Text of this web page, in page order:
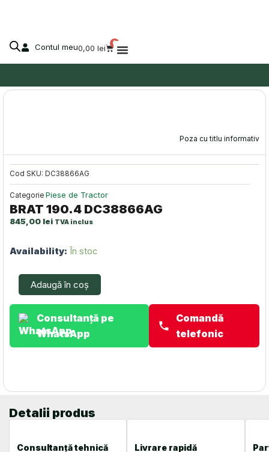
Contul meu0,00 lei
0
Cart
Poza cu titlu informativ
Cod SKU: DC38866AG
Categorie Piese de Tractor
BRAT 190.4 DC38866AG
845,00 lei TVA inclus
Availability: În stoc
BRAT
DC38866AG
Adaugă în coș
Consultanță pe
WhatsApp
Comandă
telefonic
Detalii produs
Consultanță tehnică
Livrare rapidă